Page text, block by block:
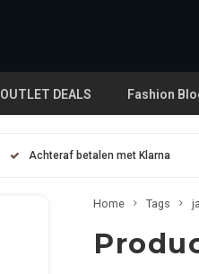
OUTLET DEALS Fashion
Achteraf betalen met Klarna
Home Tags